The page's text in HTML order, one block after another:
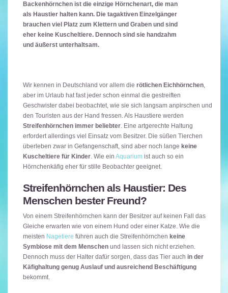
Backenhörnchen ist die einzige Hörnchenart, die man
als Haustier halten kann. Die tagaktiven Einzelgänger
brauchen viel Platz zum Klettern und Graben und sind
eher keine Kuscheltiere. Dennoch sind sie handzahm
und äußerst unterhaltsam.
Wir kennen in Deutschland vor allem die rötlichen Eichhörnchen
aber im Urlaub hat fast jeder schon einmal die gestreiften
Geschwister dabei beobachtet, wie sie sich langsam anpirschen und
den Touristen aus der Hand fressen. Als Haustiere werden
Streifenhörnchen immer beliebter . Eine artgerechte Haltung
erfordert allerdings viel Einsatz vom Besitzer. Die süßen Tierchen
überleben zwar in Gefangenschaft, sind aber noch lange keine
Kuscheltiere für Kinder . Wie ein Aquarium ist auch so ein
Hörnchenkäfig eher für stille Beobachter geeignet.
Streifenhörnchen als Haustier: Des
Menschen bester Freund?
Von einem Streifenhörnchen kann der Besitzer auf keinen Fall das
Gleiche erwarten wie von einem Hund oder einer Katze. Wie die
meisten Nagetiere führen auch die Streifenhörnchen keine
Symbiose mit dem Menschen und lassen sich nicht erziehen.
Dennoch muss der Halter dafür sorgen, dass das Tier auch in der
Käfighaltung genug Auslauf und ausreichend Beschäftigung
bekommt.